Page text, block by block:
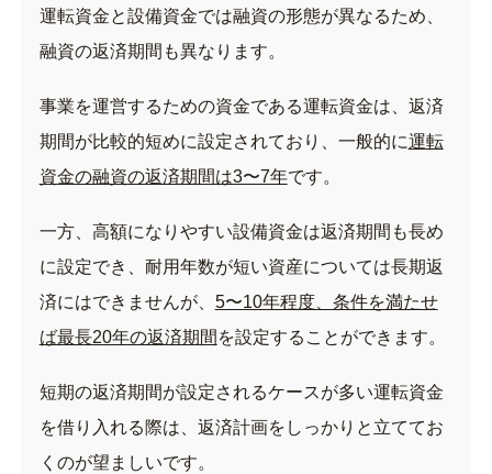
運転資金と設備資金では融資の形態が異なるため、
融資の返済期間も異なります。
事業を運営するための資金である運転資金は、返済
期間が比較的短めに設定されており、一般的に運転
資金の融資の返済期間は3〜7年です。
一方、高額になりやすい設備資金は返済期間も長め
に設定でき、耐用年数が短い資産については長期返
済にはできませんが、 5〜10年程度、条件を満たせ
ば最長20年の返済期間 を設定することができます。
短期の返済期間が設定されるケースが多い運転資金
を借り入れる際は、返済計画をしっかりと立ててお
くのが望ましいです。